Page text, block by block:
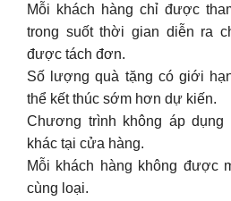
Mỗi khách hàng chỉ được
trong suốt thời gian diễn ra
được tách đơn.
Số lượng quà tặng có giới
thể kết thúc sớm hơn dự kiến.
Chương trình không áp dụng
khác tại cửa hàng.
Mỗi khách hàng không được
cùng loại.